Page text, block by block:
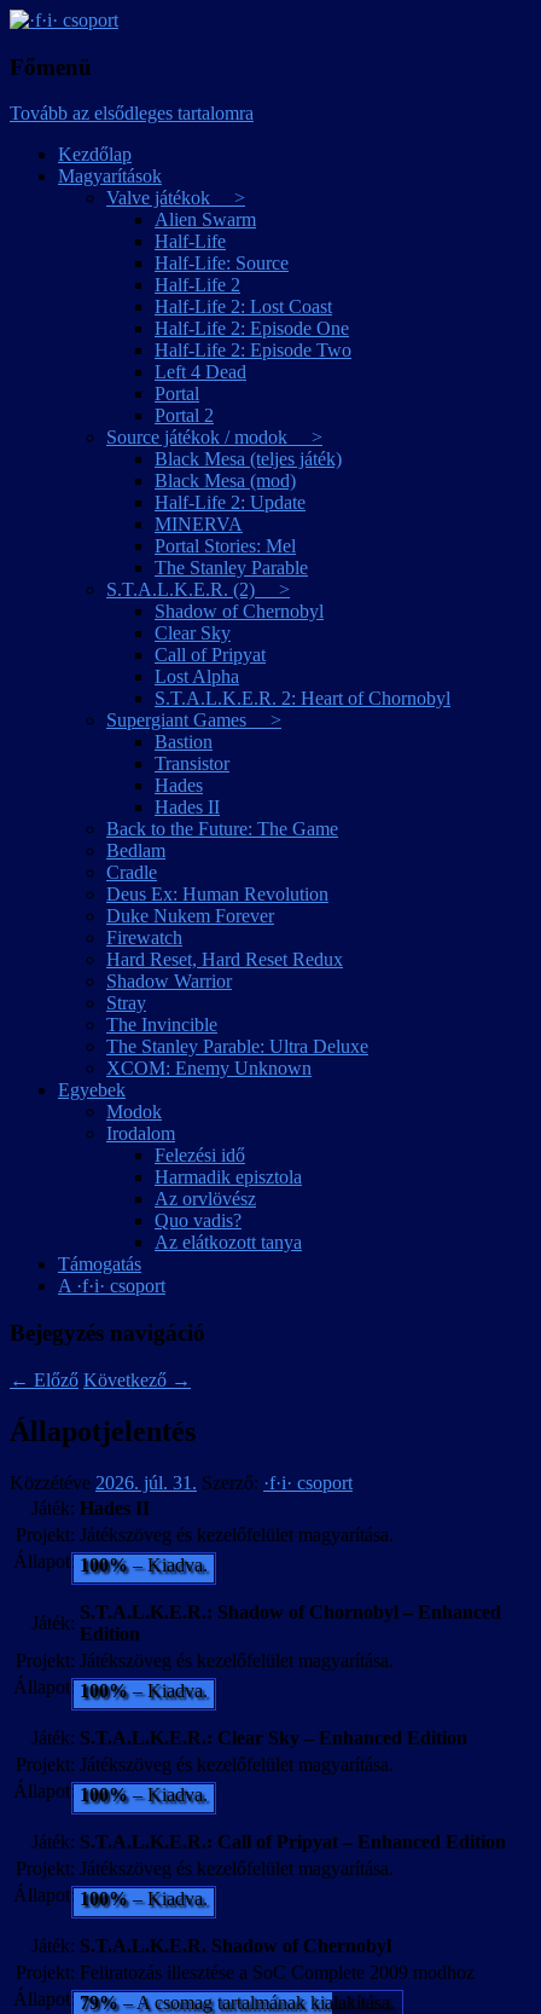
·f·i· csoport
Főmenü
Tovább az elsődleges tartalomra
Kezdőlap
Magyarítások
Valve játékok >
Alien Swarm
Half-Life
Half-Life: Source
Half-Life 2
Half-Life 2: Lost Coast
Half-Life 2: Episode One
Half-Life 2: Episode Two
Left 4 Dead
Portal
Portal 2
Source játékok / modok >
Black Mesa (teljes játék)
Black Mesa (mod)
Half-Life 2: Update
MINERVA
Portal Stories: Mel
The Stanley Parable
S.T.A.L.K.E.R. (2) >
Shadow of Chernobyl
Clear Sky
Call of Pripyat
Lost Alpha
S.T.A.L.K.E.R. 2: Heart of Chornobyl
Supergiant Games >
Bastion
Transistor
Hades
Hades II
Back to the Future: The Game
Bedlam
Cradle
Deus Ex: Human Revolution
Duke Nukem Forever
Firewatch
Hard Reset, Hard Reset Redux
Shadow Warrior
Stray
The Invincible
The Stanley Parable: Ultra Deluxe
XCOM: Enemy Unknown
Egyebek
Modok
Irodalom
Felezési idő
Harmadik episztola
Az orvlövész
Quo vadis?
Az elátkozott tanya
Támogatás
A ·f·i· csoport
Bejegyzés navigáció
← Előző Következő →
Állapotjelentés
Közzétéve 2026. júl. 31. Szerző: ·f·i· csoport
Játék: Hades II
Projekt: Játékszöveg és kezelőfelület magyarítása.
Állapot: 100%– Kiadva.
Játék:
S.T.A.L.K.E.R.: Shadow of Chornobyl – Enhanced
Edition
Projekt: Játékszöveg és kezelőfelület magyarítása.
Állapot: 100%– Kiadva.
Játék: S.T.A.L.K.E.R.: Clear Sky – Enhanced Edition
Projekt: Játékszöveg és kezelőfelület magyarítása.
Állapot: 100%– Kiadva.
Játék: S.T.A.L.K.E.R.: Call of Pripyat – Enhanced Edition
Projekt: Játékszöveg és kezelőfelület magyarítása.
Állapot: 100%– Kiadva.
Játék: S.T.A.L.K.E.R. Shadow of Chernobyl
Projekt: Feliratozás illesztése a SoC Complete 2009 modhoz
Állapot: 79%– A csomag tartalmának kialakítása.